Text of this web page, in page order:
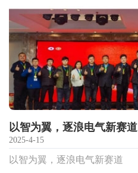
以智为翼，逐浪电气新赛道
2025-4-15
以智为翼，逐浪电气新赛道